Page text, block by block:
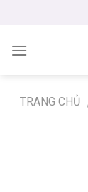
content
TRANG CHỦ